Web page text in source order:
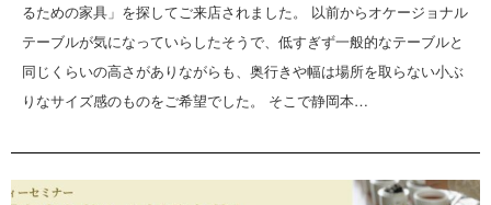
るための家具」を探してご来店されました。 以前からオケージョナル
テーブルが気になっていらしたそうで、低すぎず一般的なテーブルと
同じくらいの高さがありながらも、奥行きや幅は場所を取らない小ぶ
りなサイズ感のものをご希望でした。 そこで静岡本…